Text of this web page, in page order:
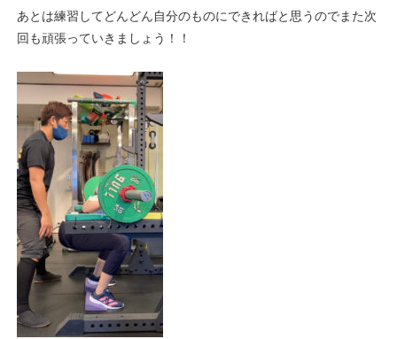
あとは練習してどんどん自分のものにできればと思うのでまた次
回も頑張っていきましょう！！